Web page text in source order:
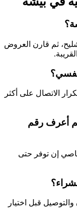
ثم قارن العروض
الاتصال على أكثر
أعرف رقم
إن توفر حتى
قبل اختيار